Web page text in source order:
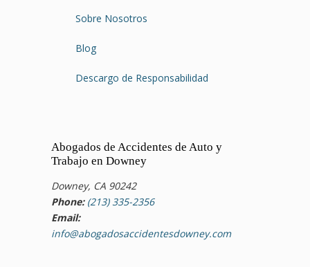
Sobre Nosotros
Blog
Descargo de Responsabilidad
Abogados de Accidentes de Auto y
Trabajo en Downey
Downey, CA 90242
Phone: (213) 335-2356
Email:
info@abogadosaccidentesdowney.com